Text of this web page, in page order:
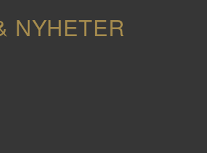
NYHETER